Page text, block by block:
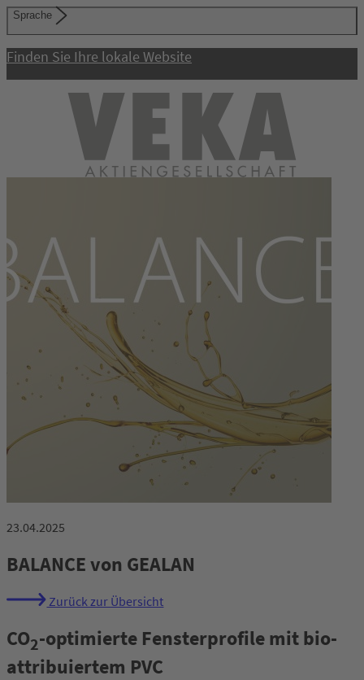
Sprache
Finden Sie Ihre lokale Website
23.04.2025
BALANCE von GEALAN
Zurück zur Übersicht
CO2-optimierte Fensterprofile mit bio-
attribuiertem PVC